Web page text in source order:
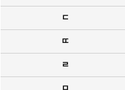
ㄷ
ㄸ
ㄹ